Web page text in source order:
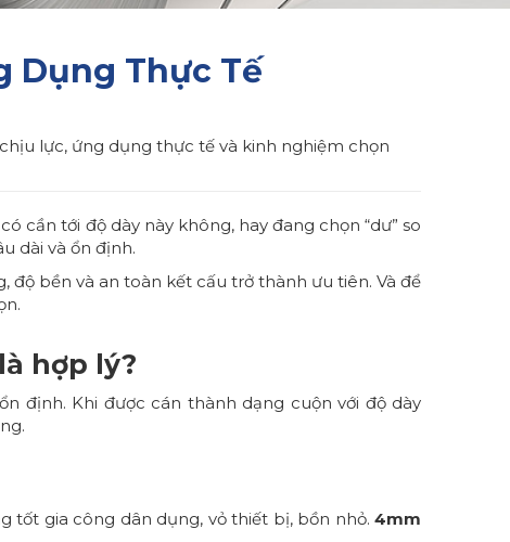
Dụng Thực Tế
lực, ứng dụng thực tế và kinh nghiệm chọn
cần tới độ dày này không, hay đang chọn “dư” so
dài và ổn định.
bền và an toàn kết cấu trở thành ưu tiên. Và để
hợp lý?
định. Khi được cán thành dạng cuộn với độ dày
tốt gia công dân dụng, vỏ thiết bị, bồn nhỏ. 4mm